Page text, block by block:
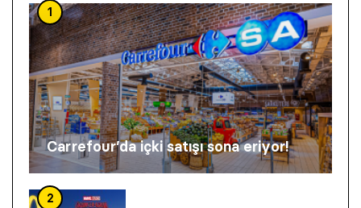
1
Carrefour’da içki satışı sona eriyor!
2